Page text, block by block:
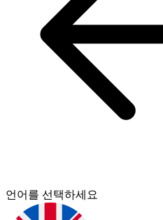
언어를 선택하세요